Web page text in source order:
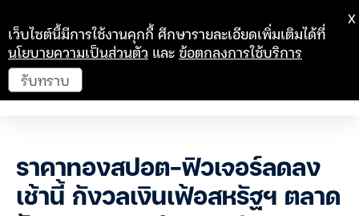
ราคาทองสปอต-ฟิวเจอร์ลดลง
เช้านี้ กังวลเงินเฟ้อสหรัฐฯ ตลาด
เว็บไซต์นี้มีการใช้งานคุกกี้ ศึกษารายละเอียดเพิ่มเติมได้ที่
นโยบายความเป็นส่วนตัว และข้อตกลงการใช้บริการ
รับทราบ
X